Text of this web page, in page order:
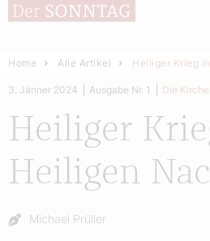
Home Alle Artikel Heiliger Krieg
Heiliger
Heiligen
3. Jänner 2024 Ausgabe Nr. 1 Die
Autor:
Michael Prüller